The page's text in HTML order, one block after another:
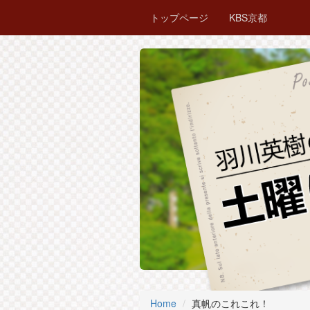
トップページ KBS京都
Home 真帆のこれこれ！